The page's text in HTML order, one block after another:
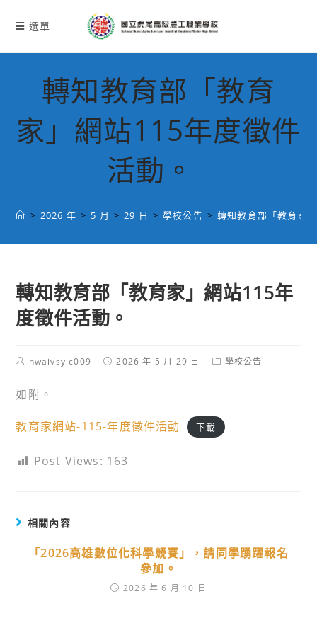
選單
轉知教育部「教育
家」網站115年度徵件
活動。
> 2026 年 > 5 月 > 29 日 > 學校公告 > 轉知教育部「教育家
轉知教育部「教育家」網站115年
度徵件活動。
Posthwaivsylc009
Post2026 年 5 月 29 日
Post學校公告
如附。
教育家網站-115-年度徵件活動 下載
Post Views: 163
相關內容
「2026高雄數位化科學競賽」，請同學踴躍報名
參加。
2026 年 6 月 10 日